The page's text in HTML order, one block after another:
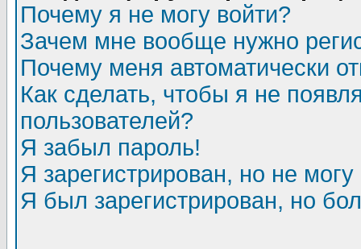
Почему я не могу войти?
Зачем мне вообще нужно
Почему меня автоматически
Как сделать, чтобы я не
пользователей?
Я забыл пароль!
Я зарегистрирован, но не могу
Я был зарегистрирован, но